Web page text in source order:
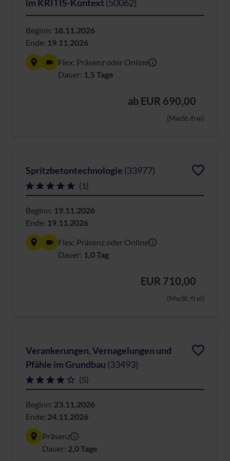
im KRITIS-Kontext (50062)
Beginn: 18.11.2026
Ende: 19.11.2026
Flex: Präsenz oder Online
Dauer: 1,5 Tage
ab EUR 690,00
(MwSt.-frei)
Spritzbetontechnologie (33977)
(1)
Beginn: 19.11.2026
Ende: 19.11.2026
Flex: Präsenz oder Online
Dauer: 1,0 Tag
EUR 710,00
(MwSt.-frei)
Verankerungen, Vernagelungen und
Pfähle im Grundbau (33493)
(5)
Beginn: 23.11.2026
Ende: 24.11.2026
Präsenz
Dauer: 2,0 Tage